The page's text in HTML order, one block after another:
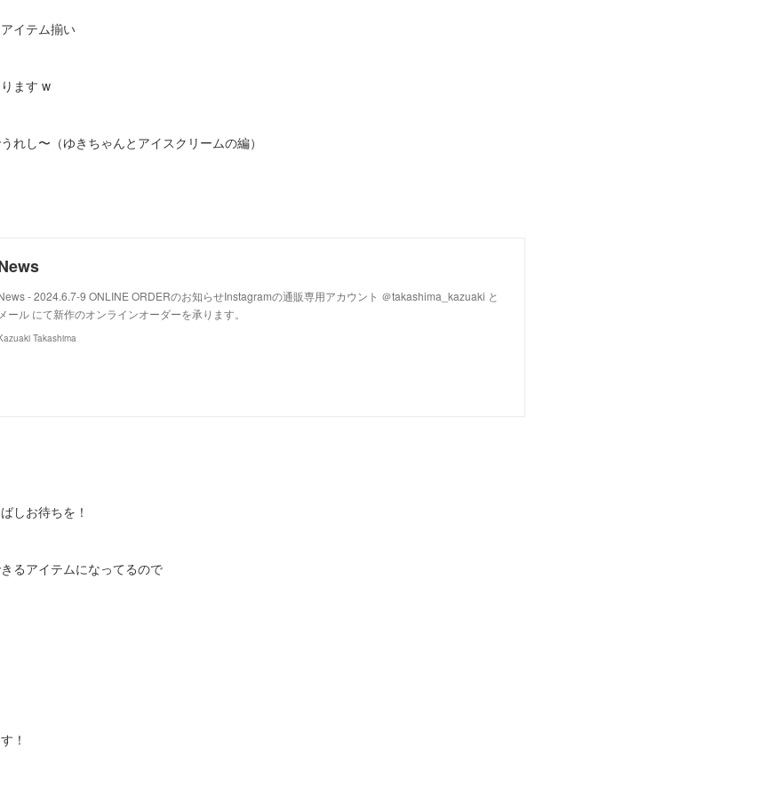
イテム揃い
ます w
れし〜（ゆきちゃんとアイスクリームの編）
- 2024.6.7-9 ONLINE ORDERのお知らせInstagramの通販専用アカウント ＠takashima_kazuaki と
メール にて新作のオンラインオーダーを承ります。
Takashima
しお待ちを！
るアイテムになってるので
！